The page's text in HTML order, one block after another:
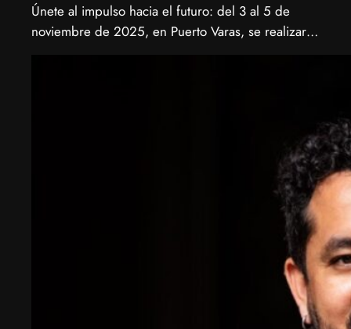
Únete al impulso hacia el futuro: del 3 al 5 de
noviembre de 2025, en Puerto Varas, se realizará